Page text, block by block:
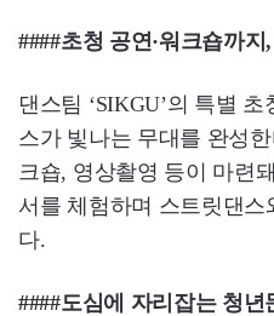
####초청 공연·워크숍까
댄스팀 ‘SIKGU’의 특별
스가 빛나는 무대를 완성
크숍, 영상촬영 등이 마련
서를 체험하며 스트릿댄
다.
####도심에 자리잡는 청년